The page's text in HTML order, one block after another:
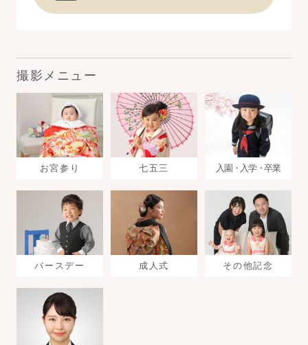
撮影メニュー
お宮参り 七五三 入園・入学・卒業
バースデー 成人式 その他記念